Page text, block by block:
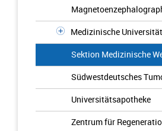
Medizinische
Sektion Medizinische
Südwestdeutsches
Universitätsapotheke
Zentrum für